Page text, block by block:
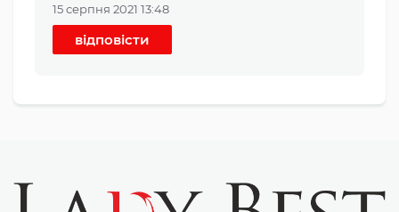
15 серпня 2021 13:48
відповісти